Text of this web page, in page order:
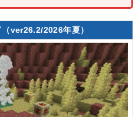
ver26.2/2026年夏）